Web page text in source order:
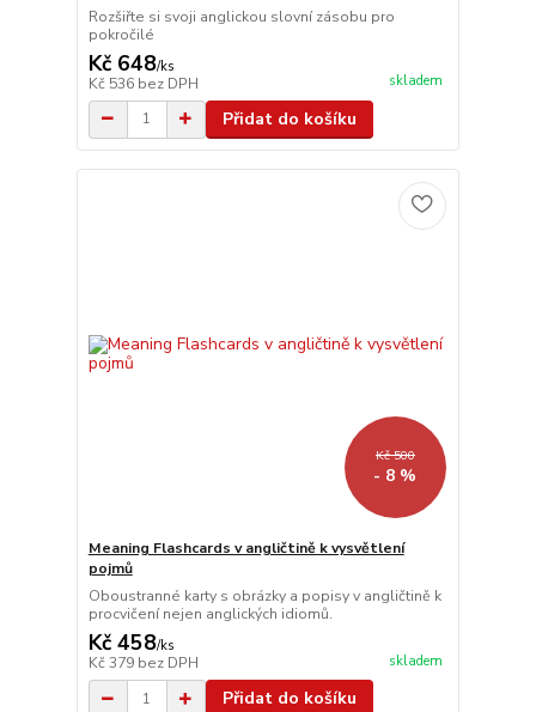
Rozšiřte si svoji anglickou slovní zásobu pro
pokročilé
Kč 648/ks
Kč 536 bez DPH skladem
Přidat do košíku
Kč 500
- 8 %
Meaning Flashcards v angličtině k vysvětlení
pojmů
Oboustranné karty s obrázky a popisy v angličtině k
procvičení nejen anglických idiomů.
Kč 458/ks
Kč 379 bez DPH skladem
Přidat do košíku